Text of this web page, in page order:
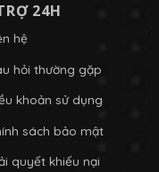
24H
hệ
hỏi thường gặp
khoản sử dụng
sách bảo mật
quyết khiếu nại